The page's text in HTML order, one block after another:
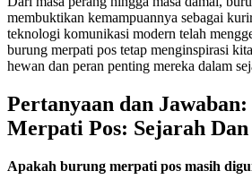
membuktikan kemampuannya sebagai
teknologi komunikasi modern telah
burung merpati pos tetap menginspirasi
hewan dan peran penting mereka dalam
Pertanyaan dan
Merpati Pos: Sejarah
Apakah burung merpati pos masih